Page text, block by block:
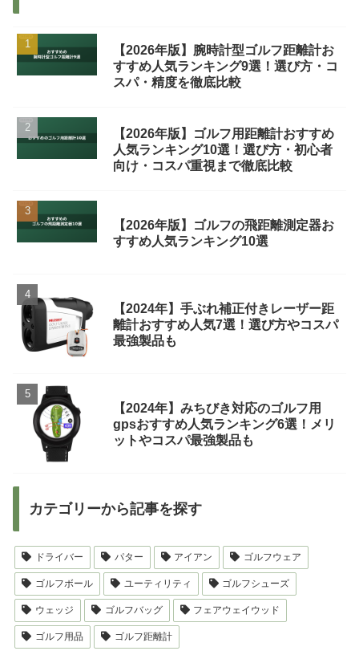
【2026年版】腕時計型ゴルフ距離計お
すすめ人気ランキング9選！選び方・コ
スパ・精度を徹底比較
【2026年版】ゴルフ用距離計おすすめ
人気ランキング10選！選び方・初心者
向け・コスパ重視まで徹底比較
【2026年版】ゴルフの飛距離測定器お
すすめ人気ランキング10選
【2024年】手ぶれ補正付きレーザー距
離計おすすめ人気7選！選び方やコスパ
最強製品も
【2024年】みちびき対応のゴルフ用
gpsおすすめ人気ランキング6選！メリ
ットやコスパ最強製品も
カテゴリーから記事を探す
ドライバー パター アイアン ゴルフウェア
ゴルフボール ユーティリティ ゴルフシューズ
ウェッジ ゴルフバッグ フェアウェイウッド
ゴルフ用品 ゴルフ距離計